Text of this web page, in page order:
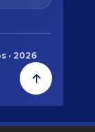
· 2026